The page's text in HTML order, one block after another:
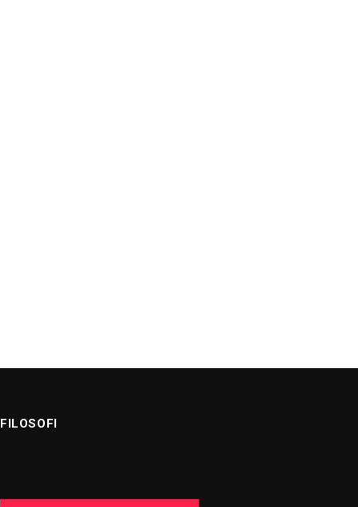
FILOSOFI